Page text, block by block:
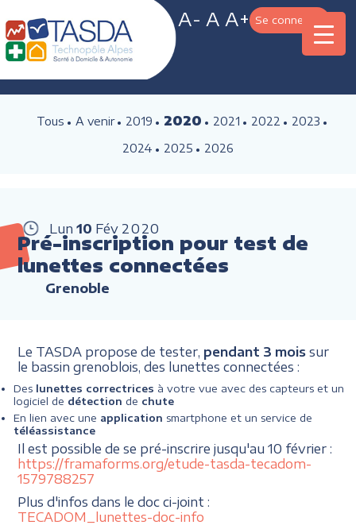
A- A A+ Se connecter
Tous A venir 2019 2020 2021 2022
2023
2024
2025 2026
Lun 10 Fév 2020
Pré-inscription pour test de
lunettes connectées
Grenoble
Le TASDA propose de tester, pendant 3 mois sur
le bassin grenoblois, des lunettes connectées :
Des lunettes correctrices à votre vue avec des capteurs et un
logiciel de détection de chute
En lien avec une application smartphone et un service de
téléassistance
Il est possible de se pré-inscrire jusqu'au 10 février :
https://framaforms.org/etude-tasda-tecadom-
1579788257
Plus d'infos dans le doc ci-joint :
TECADOM_lunettes-doc-info